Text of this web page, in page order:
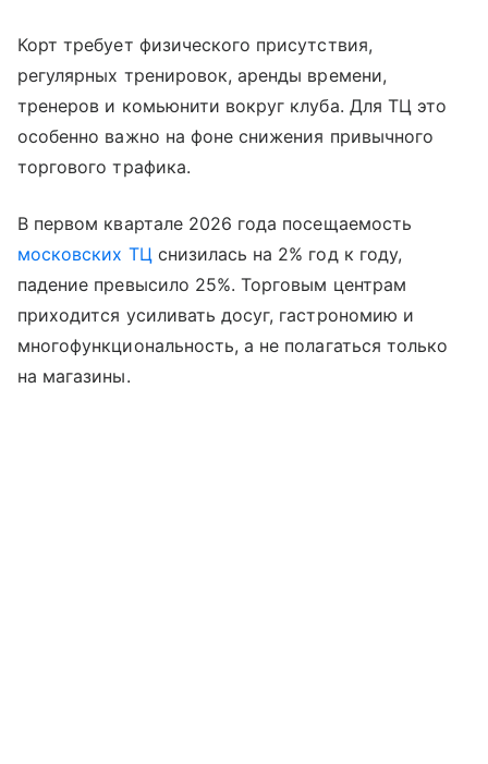
Корт требует физического присутствия,
регулярных тренировок, аренды времени,
тренеров и комьюнити вокруг клуба. Для ТЦ это
особенно важно на фоне снижения привычного
торгового трафика.
В первом квартале 2026 года посещаемость
московских ТЦ снизилась на 2% год к году,
падение превысило 25%. Торговым центрам
приходится усиливать досуг, гастрономию и
многофункциональность, а не полагаться только
на магазины.